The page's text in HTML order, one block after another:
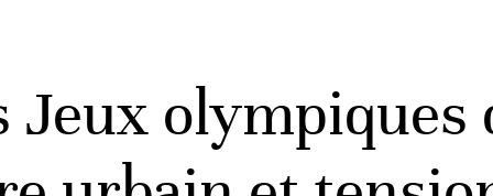
Jeux olympiques